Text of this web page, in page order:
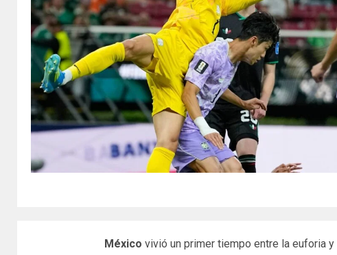
México vivió un primer tiempo entre la euforia